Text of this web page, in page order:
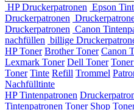
HP Druckerpatronen Epson
Druckerpatronen
Druckerpatronen Canon
nachfüllen billige
HP Toner Brother Toner Canon
Lexmark Toner Dell Toner
Toner Tinte Refill Trommel
Nachfülltinte
HP Tintenpatronen
Tintenpatronen Toner Shop